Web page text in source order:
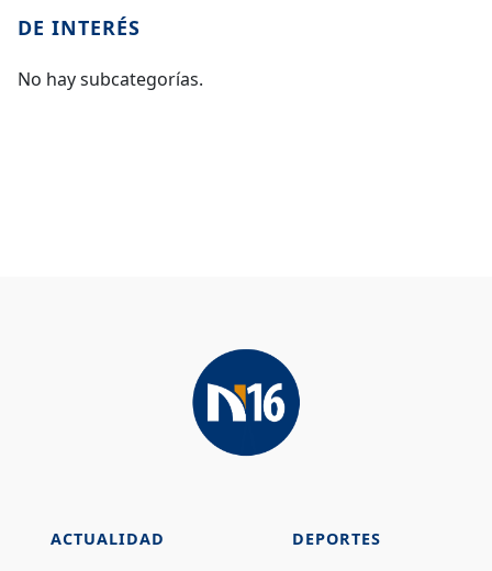
DE INTERÉS
No hay subcategorías.
ACTUALIDAD
DEPORTES